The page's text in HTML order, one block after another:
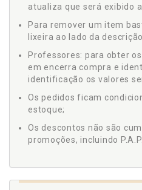
atualiza que será exibido
Para remover um item
lixeira ao lado da
Professores: para obter
em encerra compra e
identificação os valores
Os pedidos ficam
estoque;
Os descontos não são
promoções, incluindo